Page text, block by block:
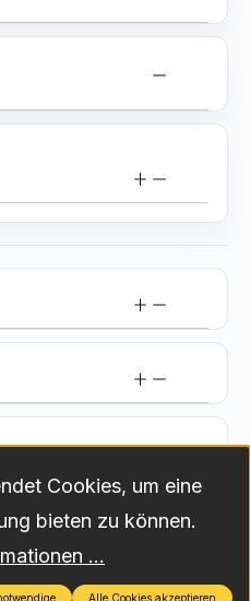
zzgl.
nicht anders angegeben.
Cookies, um eine
bieten zu können.
...
Alle Cookies akzeptieren